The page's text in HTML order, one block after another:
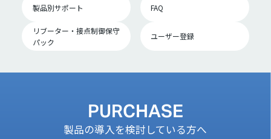
製品別サポート FAQ
リブーター・接点制御保守
パック
ユーザー登録
PURCHASE
製品の導入を検討している方へ